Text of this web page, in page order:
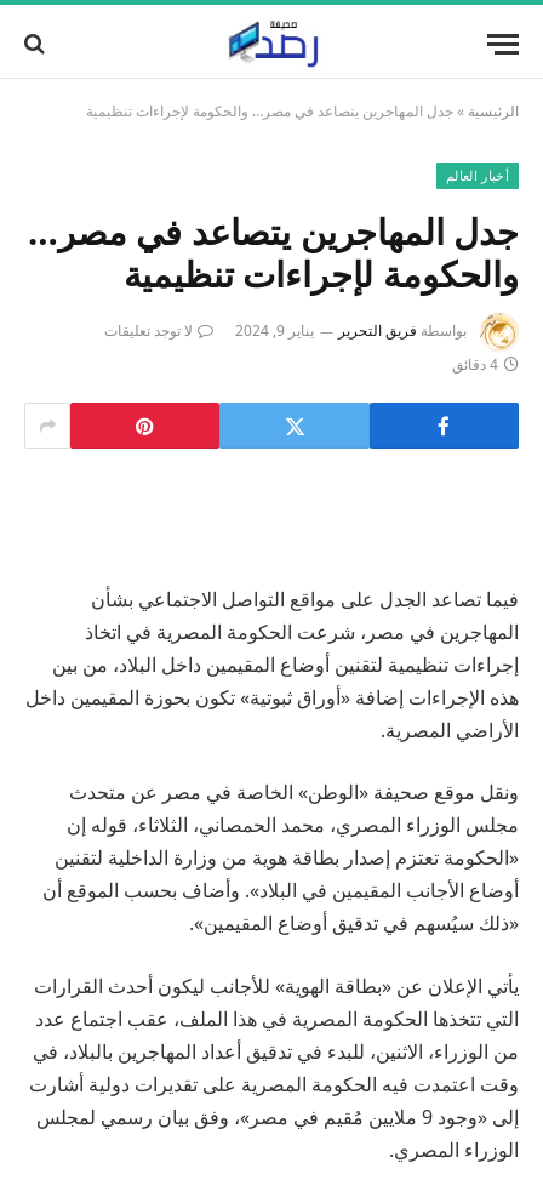
الرئيسية »جدل المهاجرين يتصاعد في مصر… والحكومة لإجراءات تنظيمية
أخبار العالم
جدل المهاجرين يتصاعد في مصر…
والحكومة لإجراءات تنظيمية
بواسطة فريق التحرير يناير 9, 2024
لا توجد تعليقات
4 دقائق
فيما تصاعد الجدل على مواقع التواصل الاجتماعي بشأن
المهاجرين في مصر، شرعت الحكومة المصرية في اتخاذ
إجراءات تنظيمية لتقنين أوضاع المقيمين داخل البلاد، من بين
هذه الإجراءات إضافة «أوراق ثبوتية» تكون بحوزة المقيمين داخل
الأراضي المصرية.
ونقل موقع صحيفة «الوطن» الخاصة في مصر عن متحدث
مجلس الوزراء المصري، محمد الحمصاني، الثلاثاء، قوله إن
«الحكومة تعتزم إصدار بطاقة هوية من وزارة الداخلية لتقنين
أوضاع الأجانب المقيمين في البلاد». وأضاف بحسب الموقع أن
«ذلك سيُسهم في تدقيق أوضاع المقيمين».
يأتي الإعلان عن «بطاقة الهوية» للأجانب ليكون أحدث القرارات
التي تتخذها الحكومة المصرية في هذا الملف، عقب اجتماع عدد
من الوزراء، الاثنين، للبدء في تدقيق أعداد المهاجرين بالبلاد، في
وقت اعتمدت فيه الحكومة المصرية على تقديرات دولية أشارت
إلى «وجود 9 ملايين مُقيم في مصر»، وفق بيان رسمي لمجلس
الوزراء المصري.